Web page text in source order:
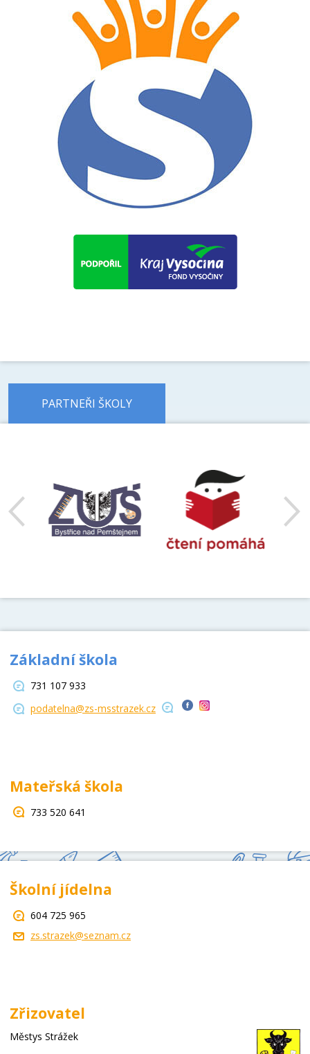
PARTNEŘI ŠKOLY
Základní škola
731 107 933
podatelna@zs-msstrazek.cz
Mateřská škola
733 520 641
Školní jídelna
604 725 965
zs.strazek@seznam.cz
Zřizovatel
Městys Strážek